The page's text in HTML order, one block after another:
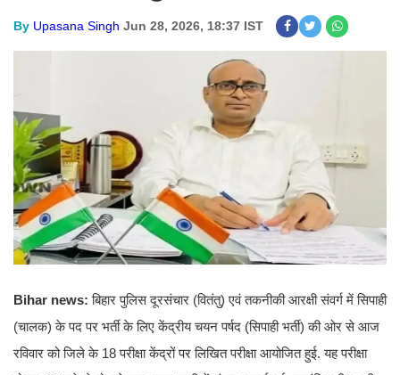
By Upasana Singh Jun 28, 2026, 18:37 IST
Bihar news:बिहार पुलिस दूरसंचार (वितंतु) एवं तकनीकी आरक्षी संवर्ग में सिपाही
(चालक) के पद पर भर्ती के लिए केंद्रीय चयन पर्षद (सिपाही भर्ती) की ओर से आज
रविवार को जिले के 18 परीक्षा केंद्रों पर लिखित परीक्षा आयोजित हुई. यह परीक्षा